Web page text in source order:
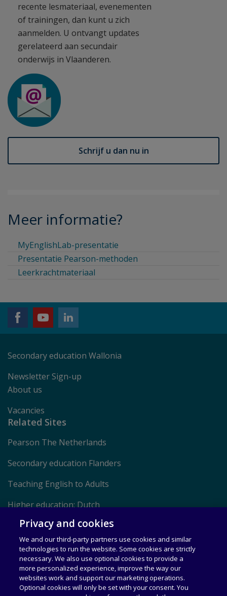
recente lesmateriaal, evenementen
of trainingen, dan kunt u zich
aanmelden. U ontvangt updates
gerelateerd aan secundair
onderwijs in Vlaanderen.
Schrijf u dan nu in
Meer informatie?
MyEnglishLab-presentatie
Presentatie Pearson-methoden
Leerkrachtmateriaal
Secondary education Wallonia
Newsletter Sign-up
About us
Vacancies
Related Sites
Pearson The Netherlands
Secondary education Flanders
Teaching English to Adults
Higher education: Dutch
Higher education: English
Privacy Notice
Cookies
Legal Statement
Privacy and cookies
We and our third-party partners use cookies and similar
technologies to run the website. Some cookies are strictly
necessary. We also use optional cookies to provide a
more personalized experience, improve the way our
websites work and support our marketing operations.
Optional cookies will only be set with your consent. You